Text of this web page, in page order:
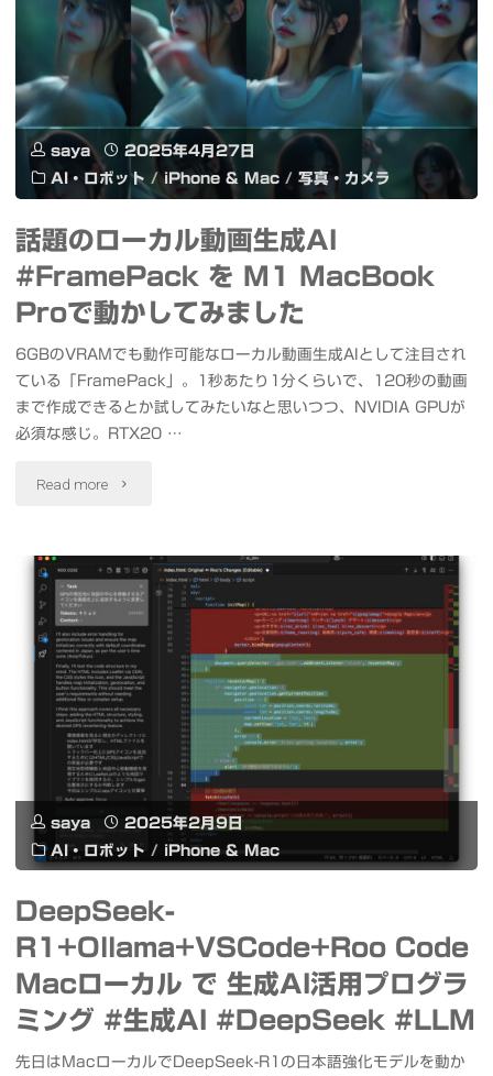
カ
ル
で
動
作
さ
せ
る
方
画
生
成
AI
#Wan
#Mac"
ク
圧
迫
て
フ
ァ
を
特
定
し、
ダ
イ
エ
ッ
ト
す
saya
2025年4月27日
AI・ロボット / iPhone & Mac / 写真・カメラ
話題のローカル動画生成AI
#FramePack を M1 MacBook
Proで動かしてみました
6GBのVRAMでも動作可能なローカル動画生成AIとして注目され
ている「FramePack」。1秒あたり1分くらいで、120秒の動画
まで作成できるとか試してみたいなと思いつつ、NVIDIA GPUが
必須な感じ。RTX20 …
Read more "話
の
ー
カ
ル
動
画
成
#FramePack
saya
2025年2月9日
AI・ロボット / iPhone & Mac
DeepSeek-
R1+Ollama+VSCode+Roo Code
Macローカル で 生成AI活用プログラ
ミング #生成AI #DeepSeek #LLM
先日はMacローカルでDeepSeek-R1の日本語強化モデルを動か